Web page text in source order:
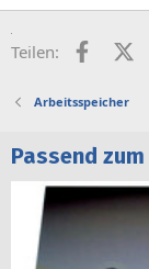
Teilen:
Arbeitsspeicher
Passend